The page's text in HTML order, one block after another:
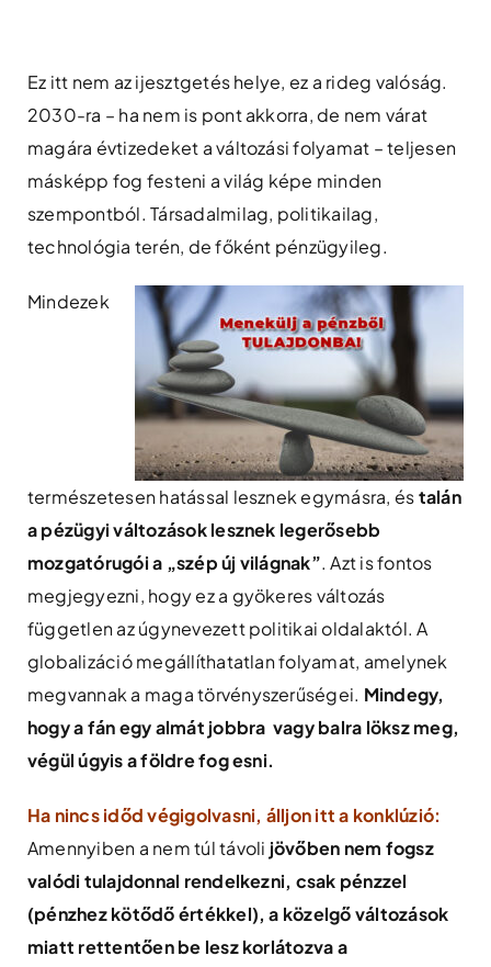
content
Ez itt nem az ijesztgetés helye, ez a rideg valóság.
2030-ra – ha nem is pont akkorra, de nem várat
magára évtizedeket a változási folyamat – teljesen
másképp fog festeni a világ képe minden
szempontból. Társadalmilag, politikailag,
technológia terén, de főként pénzügyileg.
Mindezek
természetesen hatással lesznek egymásra, éstalán
a pézügyi változások lesznek legerősebb
mozgatórugói a „szép új világnak”. Azt is fontos
megjegyezni, hogy ez a gyökeres változás
független az úgynevezett politikai oldalaktól. A
globalizáció megállíthatatlan folyamat, amelynek
megvannak a maga törvényszerűségei. Mindegy,
hogy a fán egy almát jobbra vagy balra löksz meg,
végül úgyis a földre fog esni.
Ha nincs időd végigolvasni, álljon itt a konklúzió:
Amennyiben a nem túl távoli jövőben nem fogsz
valódi tulajdonnal rendelkezni, csak pénzzel
(pénzhez kötődő értékkel), a közelgő változások
miatt rettentően be lesz korlátozva a